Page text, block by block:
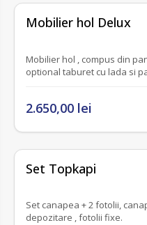
Mobilier hol Delux
Mobilier hol , compus din
2.650,00 lei
Set Topkapi
Set canapea + 2 fotolii, canapea prevazuta cu lada pentru
depozitare , fotolii fixe.